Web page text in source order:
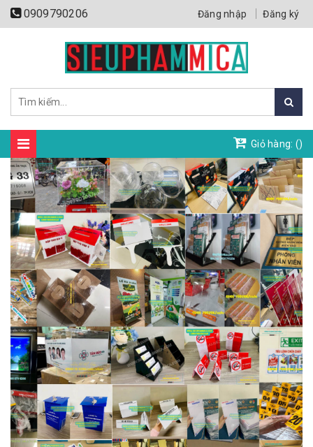
0909790206 Đăng nhập Đăng ký
Giỏ hàng: ()